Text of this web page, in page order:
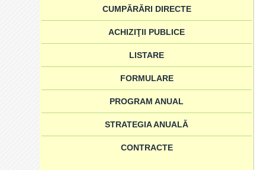
CUMPĂRĂRI DIRECTE
ACHIZIŢII PUBLICE
LISTARE
FORMULARE
PROGRAM ANUAL
STRATEGIA ANUALĂ
CONTRACTE